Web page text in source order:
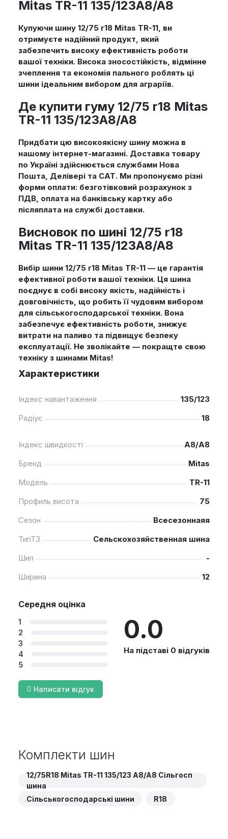
Mitas TR-11 135/123A8/A8
Купуючи шину 12/75 r18 Mitas TR-11, ви
отримуєте надійний продукт, який
забезпечить високу ефективність роботи
вашої техніки. Висока зносостійкість, відмінне
зчеплення та економія пального роблять ці
шини ідеальним вибором для аграріїв.
Де купити гуму 12/75 r18 Mitas
TR-11 135/123A8/A8
Придбати цю високоякісну шину можна в
нашому інтернет-магазині. Доставка товару
по Україні здійснюється службами Нова
Пошта, Делівері та САТ. Ми пропонуємо різні
форми оплати: безготівковий розрахунок з
ПДВ, оплата на банківську картку або
післяплата на службі доставки.
Висновок по шині 12/75 r18
Mitas TR-11 135/123A8/A8
Вибір шини 12/75 r18 Mitas TR-11 — це гарантія
ефективної роботи вашої техніки. Ця шина
поєднує в собі високу якість, надійність і
довговічність, що робить її чудовим вибором
для сільськогосподарської техніки. Вона
забезпечує ефективність роботи, знижує
витрати на паливо та підвищує безпеку
експлуатації. Не зволікайте — покращте свою
техніку з шинами Mitas!
Характеристики
Індекс навантаження
135/123
Радіус
18
Індекс швидкості
A8/A8
Бренд
Mitas
Модель
TR-11
Профиль висота
75
Сезон
Всесезоннаяя
ТипТЗ
Сельскохозяйственная шина
Шип
-
Ширина
12
Середня оцінка
1
2
3
4
5
0.0
На підставі 0 відгуків
Написати відгук
Комплекти шин
12/75R18 Mitas TR-11 135/123 A8/A8 Сільгосп
шина
Сільськогосподарські шини
R18